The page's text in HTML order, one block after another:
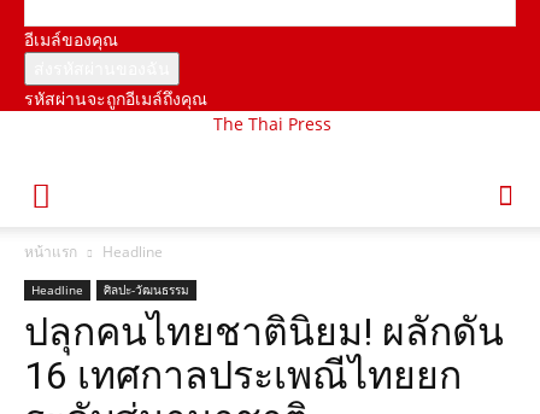
อีเมล์ของคุณ
รหัสผ่านจะถูกอีเมล์ถึงคุณ
The Thai Press
หน้าแรก Headline
Headline ศิลปะ-วัฒนธรรม
ปลุกคนไทยชาตินิยม! ผลักดัน
16 เทศกาลประเพณีไทยยก